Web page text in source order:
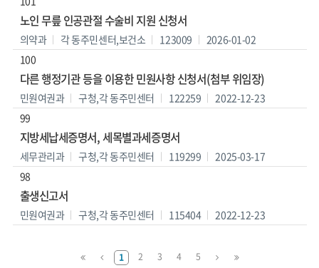
노인 무릎 인공관절 수술비 지원 신청서
의약과 각 동주민센터,보건소 123009
2026-01-02
100
다른 행정기관 등을 이용한 민원사항 신청서(첨부 위임장)
민원여권과 구청,각 동주민센터 122259
2022-12-23
99
지방세납세증명서, 세목별과세증명서
세무관리과 구청,각 동주민센터 119299
2025-03-17
98
출생신고서
민원여권과 구청,각 동주민센터 115404 2022-12-23
맨
이
1 2 3 4 5
다
맨